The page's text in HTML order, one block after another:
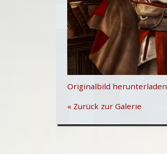
Originalbild herunterladen
« Zurück zur Galerie